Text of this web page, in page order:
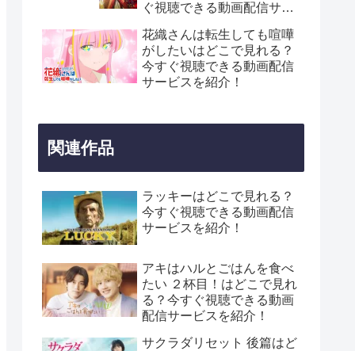
ぐ視聴できる動画配信サー
花織さんは転生しても喧嘩
がしたいはどこで見れる？
今すぐ視聴できる動画配信
サービスを紹介！
関連作品
ラッキーはどこで見れる？
今すぐ視聴できる動画配信
サービスを紹介！
アキはハルとごはんを食べ
たい ２杯目！はどこで見れ
る？今すぐ視聴できる動画
配信サービスを紹介！
サクラダリセット 後篇はど